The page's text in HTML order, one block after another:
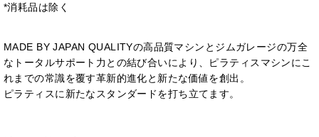
*消耗品は除く
MADE BY JAPAN QUALITYの高品質マシンとジムガレージの万全
なトータルサポート力との結び合いにより、ピラティスマシンにこ
れまでの常識を覆す革新的進化と新たな価値を創出。
ピラティスに新たなスタンダードを打ち立てます。